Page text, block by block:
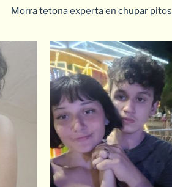
Morra tetona experta en chupar pitos